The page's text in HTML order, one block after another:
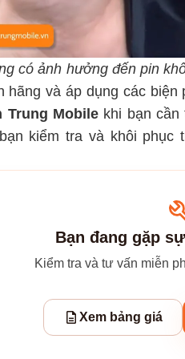
có ảnh hưởng đến pin
hãng và áp dụng các
Trung Mobilekhi bạn cần
kiểm tra và khôi phục
Bạn đang gặp
Kiểm tra và tư vấn miễn
Xem bảng giá